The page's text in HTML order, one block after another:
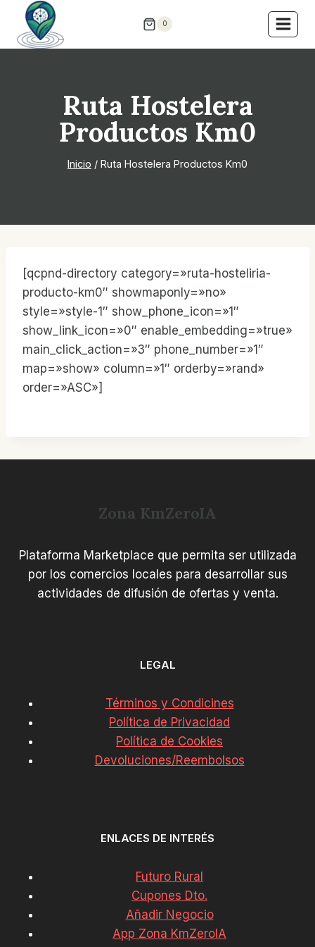
Saltar
contenido
0
Ruta Hostelera
Productos Km0
Inicio / Ruta Hostelera Productos Km0
[qcpnd-directory category=»ruta-hosteliria-
producto-km0″ showmaponly=»no»
style=»style-1″ show_phone_icon=»1″
show_link_icon=»0″ enable_embedding=»true»
main_click_action=»3″ phone_number=»1″
map=»show» column=»1″ orderby=»rand»
order=»ASC»]
Zona KmZeroIA
Plataforma Marketplace que permita ser utilizada
por los comercios locales para desarrollar sus
actividades de difusión de ofertas y venta.
LEGAL
Términos y Condicines
Política de Privacidad
Política de Cookies
Devoluciones/Reembolsos
ENLACES DE INTERÉS
Futuro Rural
Cupones Dto.
Añadir Negocio
App Zona KmZeroIA